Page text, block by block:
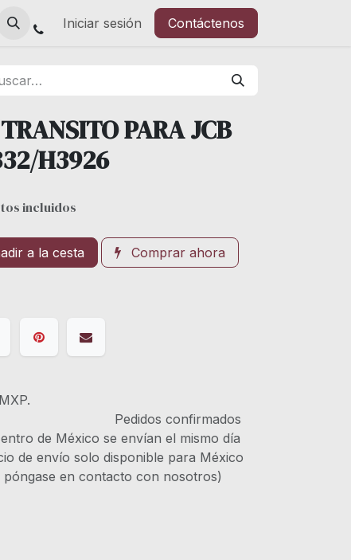
Iniciar sesión Contáctenos
PARA JCB
H3926
incluidos
a la cesta Comprar ahora
Pedidos confirmados
de México se envían el mismo día
de envío solo disponible para México
en contacto con nosotros)